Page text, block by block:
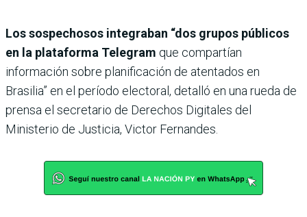
Los sospechosos integraban “dos grupos públicos
en la plataforma Telegram que compartían
información sobre planificación de atentados en
Brasilia” en el período electoral, detalló en una rueda de
prensa el secretario de Derechos Digitales del
Ministerio de Justicia, Victor Fernandes.